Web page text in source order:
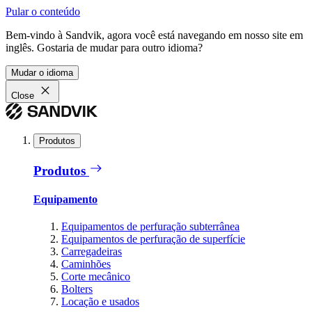
Pular o conteúdo
Bem-vindo à Sandvik, agora você está navegando em nosso site em
inglês. Gostaria de mudar para outro idioma?
Mudar o idioma
Close
Produtos
Produtos
Equipamento
Equipamentos de perfuração subterrânea
Equipamentos de perfuração de superfície
Carregadeiras
Caminhões
Corte mecânico
Bolters
Locação e usados